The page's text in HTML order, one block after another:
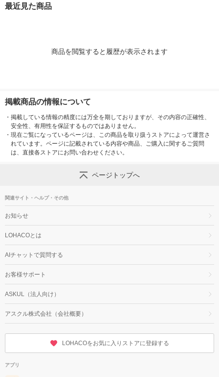
最近見た商品
商品を閲覧すると履歴が表示されます
掲載商品の情報について
・ 掲載している情報の精度には万全を期しておりますが、その内容の正確性、
安全性、有用性を保証するものではありません。
・ 現在ご覧になっているページは、この商品を取り扱うストアによって運営さ
れています。ページに記載されている内容や商品、ご購入に関するご質問
は、直接各ストアにお問い合わせください。
ページトップへ
関連サイト・ヘルプ・その他
お知らせ
LOHACOとは
AIチャットで質問する
お客様サポート
ASKUL（法人向け）
アスクル株式会社（会社概要）
LOHACOをお気に入りストアに登録する
アプリ